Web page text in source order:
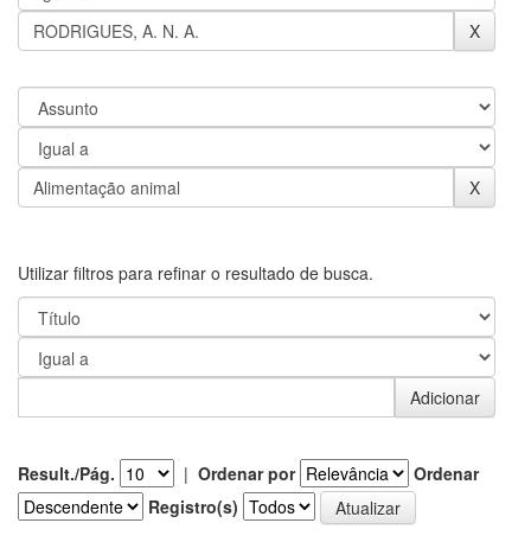
Utilizar filtros para refinar o resultado de busca.
Result./Pág. | Ordenar por
Ordenar
Registro(s)